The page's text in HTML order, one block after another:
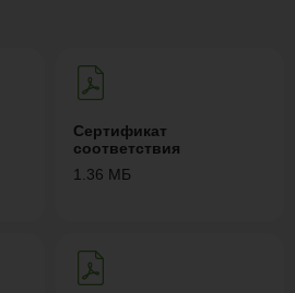
Сертификат
соответствия
1.36 МБ